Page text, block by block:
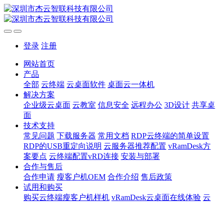
登录 注册
网站首页
产品
全部 云终端 云桌面软件 桌面云一体机
解决方案
企业级云桌面 云教室 信息安全 远程办公 3D设计 共享桌
面
技术支持
常见问题 下载服务器 常用文档 RDP云终端的简单设置
RDP的USB重定向说明 云服务器推荐配置 vRamDesk方
案要点 云终端配置vRD连接 安装与部署
合作与售后
合作申请 瘦客户机OEM 合作介绍 售后政策
试用和购买
购买云终端瘦客户机样机 vRamDesk云桌面在线体验 云